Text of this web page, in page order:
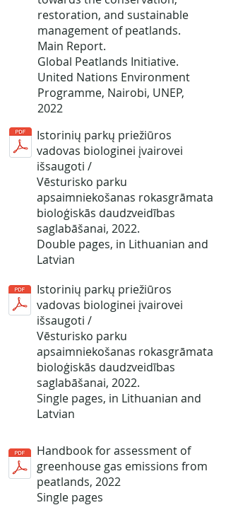
restoration, and sustainable
management of peatlands.
Main Report.
Global Peatlands Initiative.
United Nations Environment
Programme, Nairobi, UNEP,
2022
Istorinių parkų priežiūros
vadovas biologinei įvairovei
išsaugoti /
Vēsturisko parku
apsaimniekošanas rokasgrāmata
bioloģiskās daudzveidības
saglabāšanai, 2022.
Double pages, in Lithuanian and
Latvian
Istorinių parkų priežiūros
vadovas biologinei įvairovei
išsaugoti /
Vēsturisko parku
apsaimniekošanas rokasgrāmata
bioloģiskās daudzveidības
saglabāšanai, 2022.
Single pages, in Lithuanian and
Latvian
Handbook for assessment of
greenhouse gas emissions from
peatlands, 2022
Single pages